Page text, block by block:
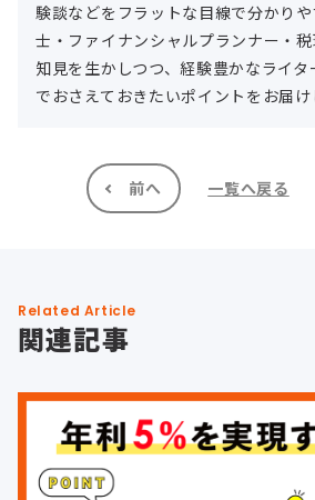
験談などをフラットな目線で分かり
士・ファイナンシャルプランナー・
知見を生かしつつ、経験豊かなライ
でおさえておきたいポイントをお届け
前へ 一覧へ戻る
Related Article
関連記事